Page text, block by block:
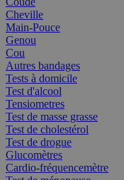
Cheville
Main-Pouce
Genou
Cou
Autres bandages
Tests à domicile
Test d'alcool
Tensiometres
Test de masse grasse
Test de cholestérol
Test de drogue
Glucomètres
Cardio-fréquencemètre